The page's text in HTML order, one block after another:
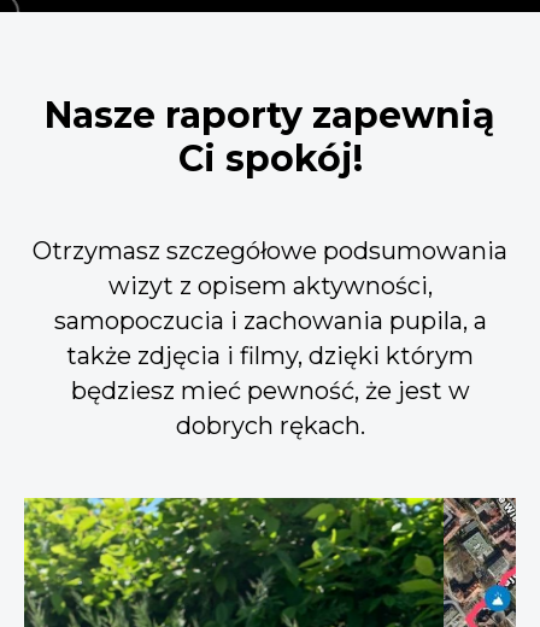
Nasze raporty zapewnią
Ci spokój!
Otrzymasz szczegółowe podsumowania
wizyt z opisem aktywności,
samopoczucia i zachowania pupila, a
także zdjęcia i filmy, dzięki którym
będziesz mieć pewność, że jest w
dobrych rękach.